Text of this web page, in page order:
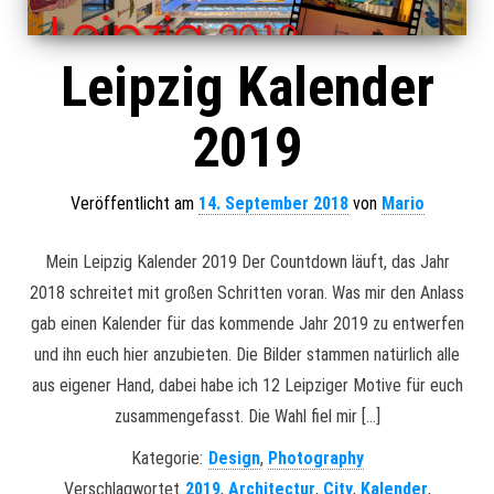
Leipzig Kalender
2019
Veröffentlicht am 14. September 2018von Mario
Mein Leipzig Kalender 2019 Der Countdown läuft, das Jahr
2018 schreitet mit großen Schritten voran. Was mir den Anlass
gab einen Kalender für das kommende Jahr 2019 zu entwerfen
und ihn euch hier anzubieten. Die Bilder stammen natürlich alle
aus eigener Hand, dabei habe ich 12 Leipziger Motive für euch
zusammengefasst. Die Wahl fiel mir […]
Kategorie: Design, Photography
Verschlagwortet 2019, Architectur, City, Kalender,